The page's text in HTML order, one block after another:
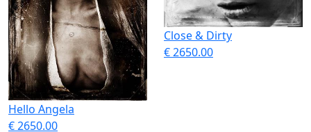
Hello Angela
€ 2650.00
Close & Dirty
€ 2650.00